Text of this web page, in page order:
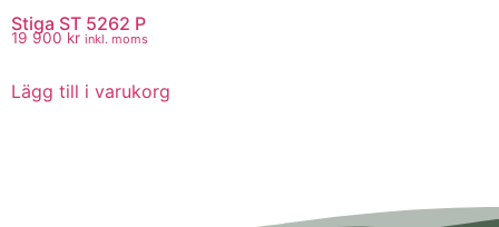
Stiga ST 5262 P
19 900 kr inkl. moms
Lägg till i varukorg